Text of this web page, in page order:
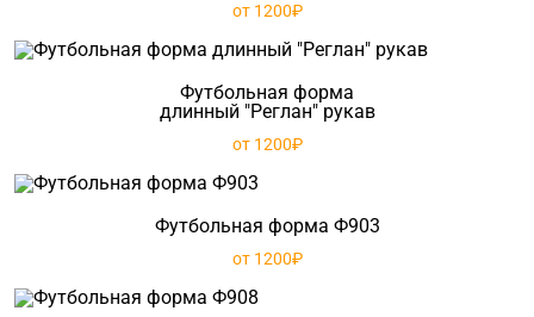
от 1200₽
Футбольная форма
длинный "Реглан" рукав
от 1200₽
Футбольная форма Ф903
от 1200₽